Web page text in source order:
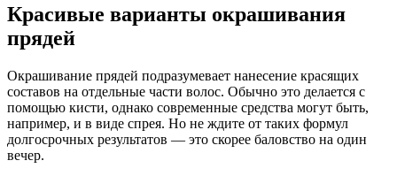
Красивые варианты окрашивания
прядей
Окрашивание прядей подразумевает нанесение красящих
составов на отдельные части волос. Обычно это делается с
помощью кисти, однако современные средства могут быть,
например, и в виде спрея. Но не ждите от таких формул
долгосрочных результатов — это скорее баловство на один
вечер.